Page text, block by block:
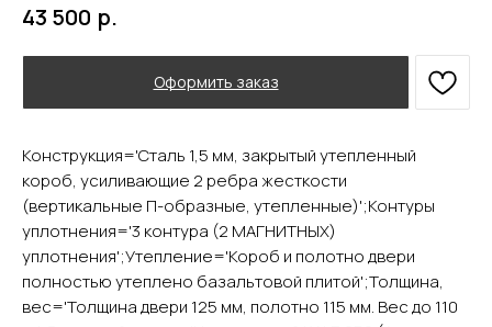
43 500 р.
Оформить заказ
Конструкция='Сталь 1,5 мм, закрытый утепленный
короб, усиливающие 2 ребра жесткости
(вертикальные П-образные, утепленные)';Контуры
уплотнения='3 контура (2 МАГНИТНЫХ)
уплотнения';Утепление='Короб и полотно двери
полностью утеплено базальтовой плитой';Толщина,
вес='Толщина двери 125 мм, полотно 115 мм. Вес до 110
YURTA.DVERI
Покупателям
ИП Яриш Ю.С.
ОГРНИП 324508100130132
ИНН 501105765500